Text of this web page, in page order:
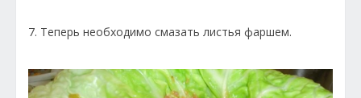
7. Теперь необходимо смазать листья фаршем.